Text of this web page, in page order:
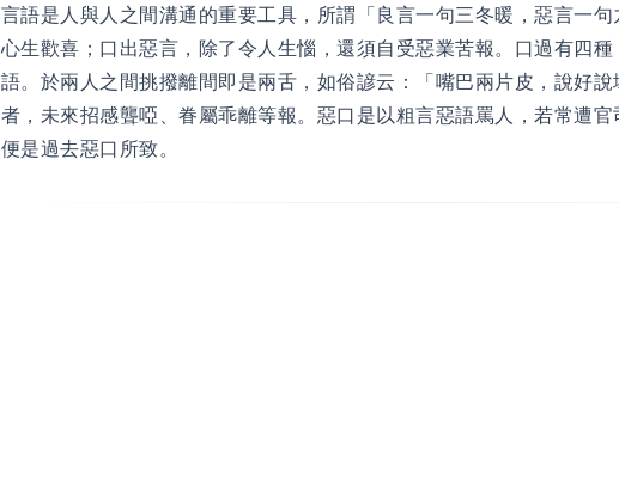
言語是人與人之間溝通的重要工具，所謂「良言一句三冬暖，惡言一句
心生歡喜；口出惡言，除了令人生惱，還須自受惡業苦報。口過有四
語。於兩人之間挑撥離間即是兩舌，如俗諺云：「嘴巴兩片皮，說好
者，未來招感聾啞、眷屬乖離等報。惡口是以粗言惡語罵人，若常遭官
便是過去惡口所致。